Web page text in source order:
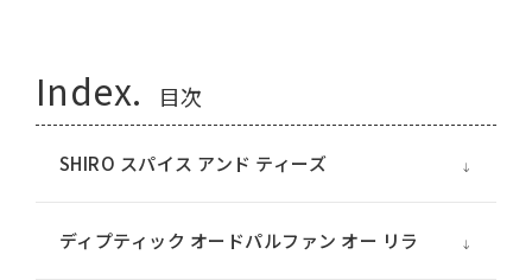
Index. 目次
SHIRO スパイス アンド ティーズ
ディプティック オードパルファン オー リラ